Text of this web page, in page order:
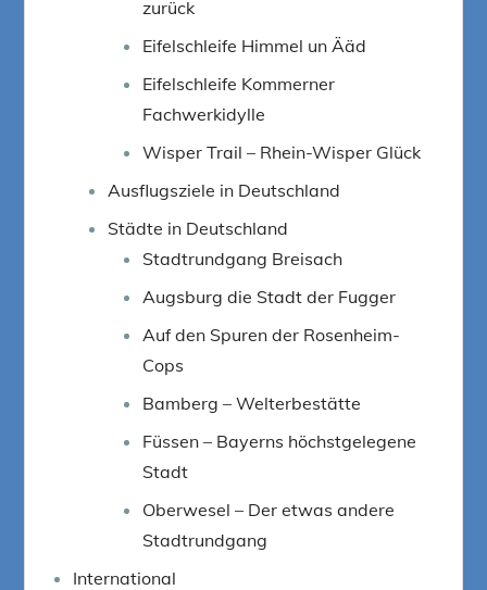
zurück
Eifelschleife Himmel un Ääd
Eifelschleife Kommerner
Fachwerkidylle
Wisper Trail – Rhein-Wisper Glück
Ausflugsziele in Deutschland
Städte in Deutschland
Stadtrundgang Breisach
Augsburg die Stadt der Fugger
Auf den Spuren der Rosenheim-
Cops
Bamberg – Welterbestätte
Füssen – Bayerns höchstgelegene
Stadt
Oberwesel – Der etwas andere
Stadtrundgang
International